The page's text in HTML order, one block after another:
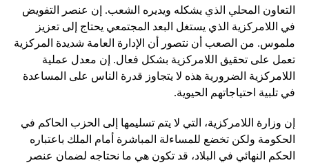
التعاون المحلي الذي يشكله ويديره الشعب. إن عنصر التفويض
في اللامركزية الذي يستغل البعد المجتمعي يحتاج إلى تعزيز
ملموس. من الصعب أن نتصور أن الإدارة العامة شديدة المركزية
تعمل على تحقيق اللامركزية بشكل فعال. إن معدل عملية
اللامركزية الضرورية هذه لا يتجاوز قدرة الناس على المساعدة
في تلبية احتياجاتهم الحيوية.
إن وزارة اللامركزية، التي لا يتم تسليمها إلى الحزب الحاكم في
الحكومة ولكن تخضع للمساءلة المباشرة أمام الملك باعتباره
الحكم النهائي في البلاد، قد تكون هي ما نحتاجه لضمان عنصر